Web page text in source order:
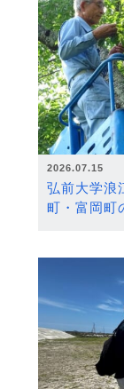
2026.07.15
弘前大学
町・富岡町